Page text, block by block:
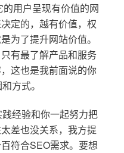
用户呈现有价值的网
定的，越有价值，权
为了提升网站价值。
有最了解产品和服务
这也是我前面说的你
方式。
经验和你一起努力把
差也没关系，我方提
符合SEO需求。要想